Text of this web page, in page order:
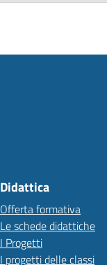
Didattica
Offerta formativa
Le schede didattiche
I Progetti
I progetti delle classi